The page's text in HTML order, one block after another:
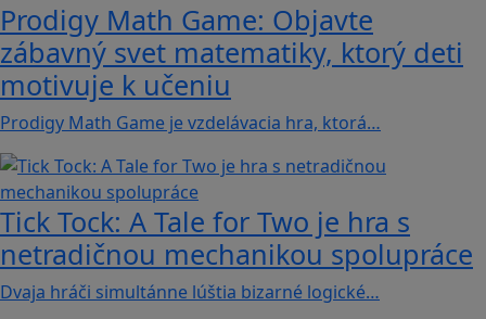
Prodigy Math Game: Objavte
zábavný svet matematiky, ktorý deti
motivuje k učeniu
Prodigy Math Game je vzdelávacia hra, ktorá…
Tick Tock: A Tale for Tw‪o je hra s
netradičnou mechanikou spolupráce
Dvaja hráči simultánne lúštia bizarné logické…